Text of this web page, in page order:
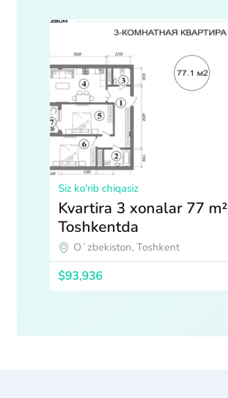
Siz ko'rib chiqasiz
Kvartira 3 xonalar 77 m²
Toshkentda
Oʻzbekiston, Toshkent
$93,936